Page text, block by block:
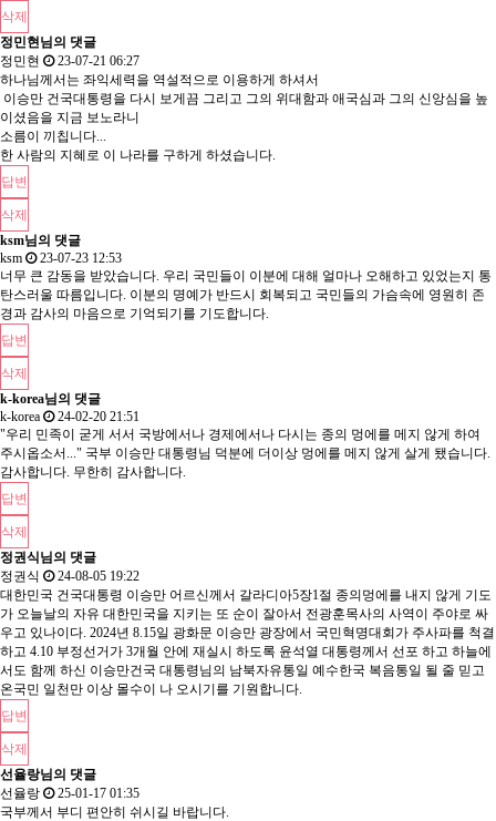
삭제
정민현님의 댓글
정민현
23-07-21 06:27
하나님께서는 좌익세력을 역설적으로 이용하게 하셔서
이승만 건국대통령을 다시 보게끔 그리고 그의 위대함과 애국심과 그의 신앙심을 높
이셨음을 지금 보노라니
소름이 끼칩니다...
한 사람의 지혜로 이 나라를 구하게 하셨습니다.
답변
삭제
ksm님의 댓글
ksm
23-07-23 12:53
너무 큰 감동을 받았습니다. 우리 국민들이 이분에 대해 얼마나 오해하고 있었는지 통
탄스러울 따름입니다. 이분의 명예가 반드시 회복되고 국민들의 가슴속에 영원히 존
경과 감사의 마음으로 기억되기를 기도합니다.
답변
삭제
k-korea님의 댓글
k-korea
24-02-20 21:51
"우리 민족이 굳게 서서 국방에서나 경제에서나 다시는 종의 멍에를 메지 않게 하여
주시옵소서..." 국부 이승만 대통령님 덕분에 더이상 멍에를 메지 않게 살게 됐습니다.
감사합니다. 무한히 감사합니다.
답변
삭제
정권식님의 댓글
정권식
24-08-05 19:22
대한민국 건국대통령 이승만 어르신께서 갈라디아5장1절 종의멍에를 내지 않게 기도
가 오늘날의 자유 대한민국을 지키는 또 순이 잘아서 전광훈목사의 사역이 주야로 싸
우고 있나이다. 2024년 8.15일 광화문 이승만 광장에서 국민혁명대회가 주사파를 척결
하고 4.10 부정선거가 3개월 안에 재실시 하도록 윤석열 대통령께서 선포 하고 하늘에
서도 함께 하신 이승만건국 대통령님의 남북자유통일 예수한국 복음통일 될 줄 믿고
온국민 일천만 이상 몰수이 나 오시기를 기원합니다.
답변
삭제
선율랑님의 댓글
선율랑
25-01-17 01:35
국부께서 부디 편안히 쉬시길 바랍니다.